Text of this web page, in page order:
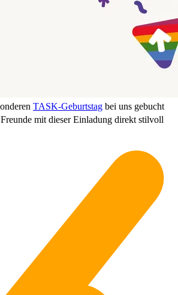
TASK-Geburtstag bei uns gebucht
mit dieser Einladung direkt stilvoll